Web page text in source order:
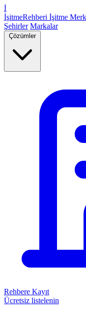
İ
İşitmeRehberi İşitme
Şehirler Markalar
Çözümler
Rehbere Kayıt
Ücretsiz listelenin